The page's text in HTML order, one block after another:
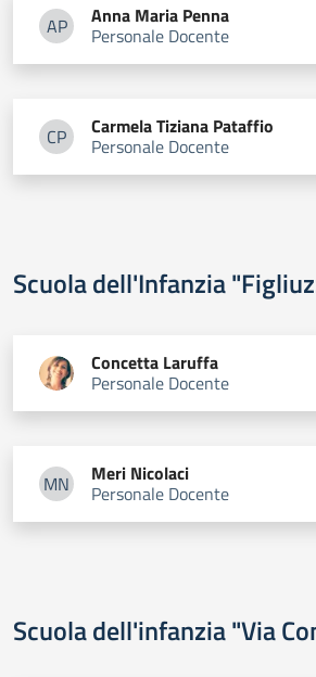
APAnna Maria Penna
Anna Maria Penna
Personale Docente
CPCarmela Tiziana Pataffio
Carmela Tiziana Pataffio
Personale Docente
Scuola dell'Infanzia
Concetta Laruffa
Personale Docente
MNMeri Nicolaci
Meri Nicolaci
Personale Docente
Scuola dell'infanzia "Via